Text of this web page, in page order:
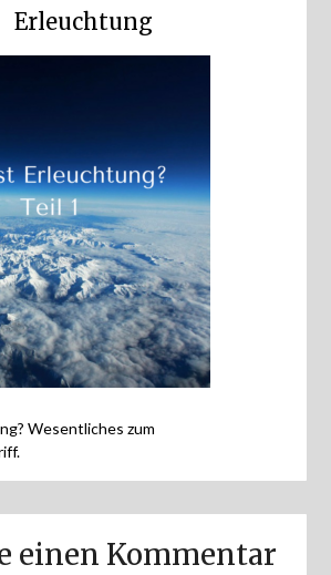
Erleuchtung
Wesentliches zum
einen Kommentar